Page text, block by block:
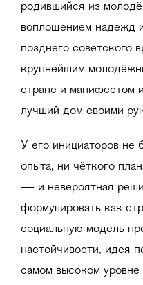
родившийся из
воплощением надежд
позднего
крупнейшим
стране и манифестом
лучший дом своими
У его инициаторов не
опыта, ни чёткого
— и невероятная
формулировать как
социальную модель
настойчивости, идея
самом высоком